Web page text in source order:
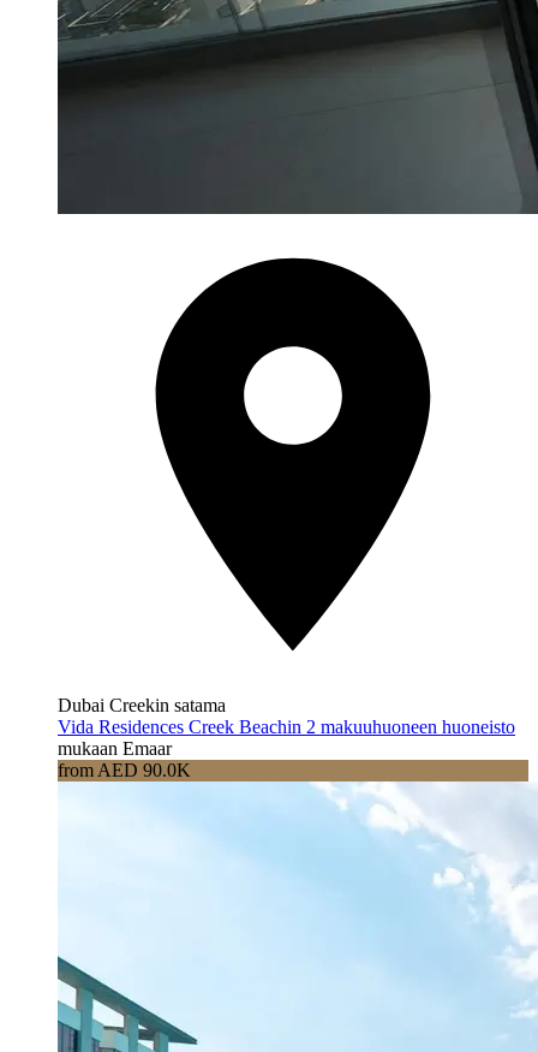
Dubai Creekin satama
Vida Residences Creek Beachin 2 makuuhuoneen huoneisto
mukaan Emaar
from AED 90.0K